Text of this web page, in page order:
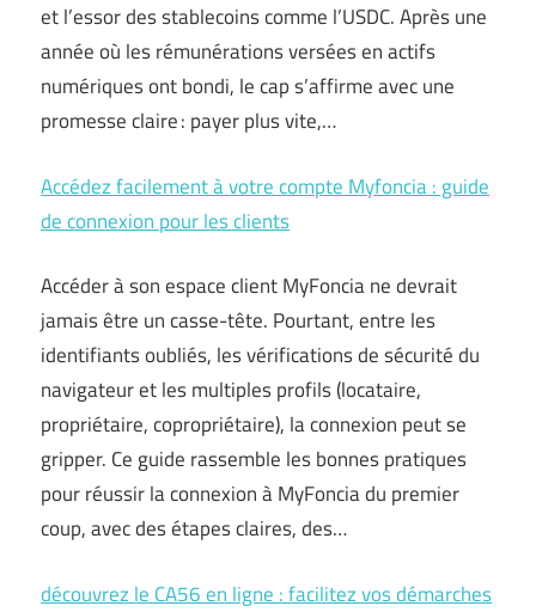
et l’essor des stablecoins comme l’USDC. Après une
année où les rémunérations versées en actifs
numériques ont bondi, le cap s’affirme avec une
promesse claire : payer plus vite,…
Accédez facilement à votre compte Myfoncia : guide
de connexion pour les clients
Accéder à son espace client MyFoncia ne devrait
jamais être un casse-tête. Pourtant, entre les
identifiants oubliés, les vérifications de sécurité du
navigateur et les multiples profils (locataire,
propriétaire, copropriétaire), la connexion peut se
gripper. Ce guide rassemble les bonnes pratiques
pour réussir la connexion à MyFoncia du premier
coup, avec des étapes claires, des…
découvrez le CA56 en ligne : facilitez vos démarches